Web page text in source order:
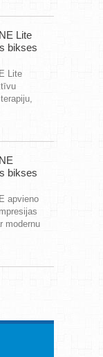
Lite
bikses
Lite
bikses
apvieno
modernu